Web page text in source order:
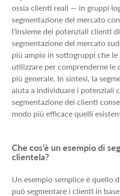
ossia clienti reali — in gruppi
segmentazione del mercato
l’insieme dei potenziali clienti di
segmentazione del mercato
più ampio in sottogruppi che le
utilizzare per comprenderne
più generale. In sintesi, la
aiuta a individuare i potenziali
segmentazione dei clienti
modo più efficace quelli
Che cos’è un esempio di
clientela?
Un esempio semplice è quello
può segmentare i clienti in